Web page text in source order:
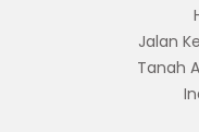
Jalan
Tanah